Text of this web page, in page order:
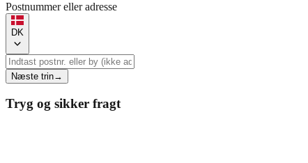
Postnummer eller adresse
DK
Næste trin→
Tryg og sikker fragt